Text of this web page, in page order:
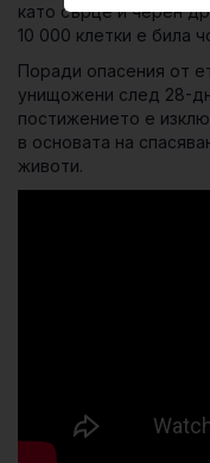
като сърце и черен
10 000 клетки е била
Поради опасения от
унищожени след 28-
постижението е
в основата на
животи.